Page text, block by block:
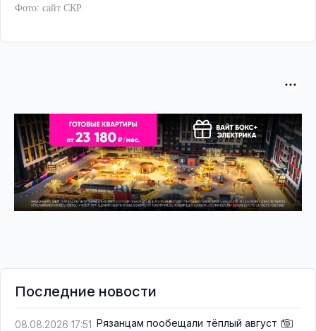
Фото: сайт СКР
Последние новости
08.08.2026 17:51 Рязанцам пообещали тёплый август